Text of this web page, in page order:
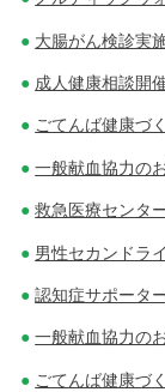
大腸がん検診実
成人健康相談開
ごてんば健康づ
一般献血協力の
救急医療センタ
男性セカンドラ
認知症サポータ
一般献血協力の
ごてんば健康づ